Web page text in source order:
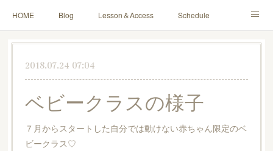
HOME Blog Lesson＆Access Schedule
Yoga for Mama＆Baby About Contact
2018.07.24 07:04
ベビークラスの様子
７月からスタートした自分では動けない赤ちゃん限定のベ
ビークラス♡